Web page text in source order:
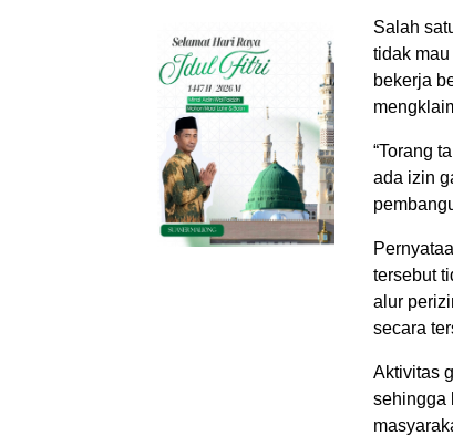
Salah
tidak
bekerja
“Torang
ada izin
tersebut
alur
secara
Aktivitas
sehingga